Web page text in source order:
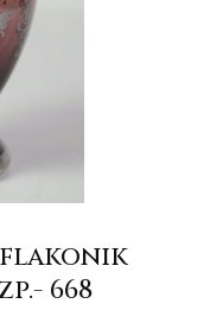
flakonik
668